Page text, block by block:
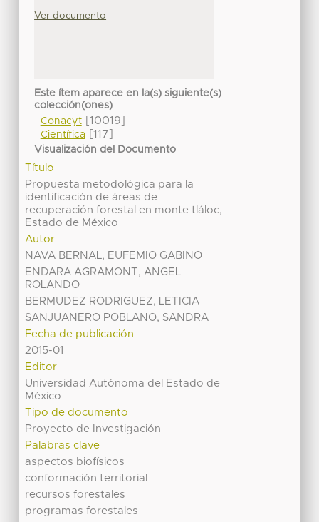
Ver documento
Este ítem aparece en la(s) siguiente(s)
colección(ones)
Conacyt[10019]
Científica[117]
Visualización del Documento
Título
Propuesta metodológica para la
identificación de áreas de
recuperación forestal en monte tláloc,
Estado de México
Autor
NAVA BERNAL, EUFEMIO GABINO
ENDARA AGRAMONT, ANGEL
ROLANDO
BERMUDEZ RODRIGUEZ, LETICIA
SANJUANERO POBLANO, SANDRA
Fecha de publicación
2015-01
Editor
Universidad Autónoma del Estado de
México
Tipo de documento
Proyecto de Investigación
Palabras clave
aspectos biofísicos
conformación territorial
recursos forestales
programas forestales